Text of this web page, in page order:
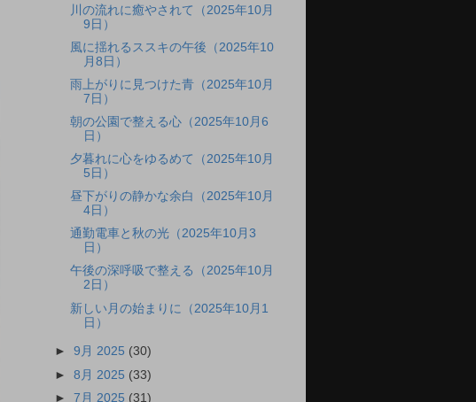
川の流れに癒やされて（2025年10月
9日）
風に揺れるススキの午後（2025年10
月8日）
雨上がりに見つけた青（2025年10月
7日）
朝の公園で整える心（2025年10月6
日）
夕暮れに心をゆるめて（2025年10月
5日）
昼下がりの静かな余白（2025年10月
4日）
通勤電車と秋の光（2025年10月3
日）
午後の深呼吸で整える（2025年10月
2日）
新しい月の始まりに（2025年10月1
日）
►9月 2025 (30)
►8月 2025 (33)
►7月 2025 (31)